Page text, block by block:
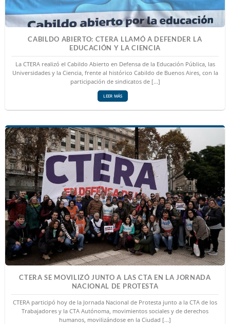
CABILDO ABIERTO: CTERA LLAMÓ A DEFENDER LA
EDUCACIÓN Y LA CIENCIA
La CTERA realizó el Cabildo Abierto en Defensa de la Educación Pública, las
Universidades y la Ciencia, frente al histórico Cabildo de Buenos Aires, con la
participación de sindicatos de [...]
LEER MÁS
CTERA SE MOVILIZÓ JUNTO A LAS CTA EN LA JORNADA
NACIONAL DE PROTESTA
CTERA participó hoy de la Jornada Nacional de Protesta junto a la CTA de los
Trabajadores y la CTA Autónoma, movimientos sociales y de derechos
humanos, movilizándose en la Ciudad [...]